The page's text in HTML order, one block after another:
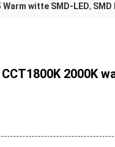
Warm witte SMD-LED, SMD
2000K